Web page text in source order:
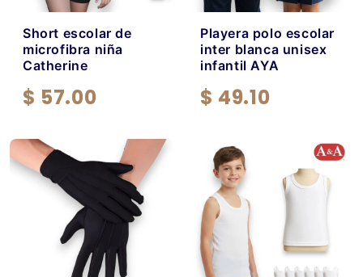
Short escolar de
microfibra niña
Catherine
$ 57.00
Playera polo escolar
inter blanca unisex
infantil AYA
$ 49.10